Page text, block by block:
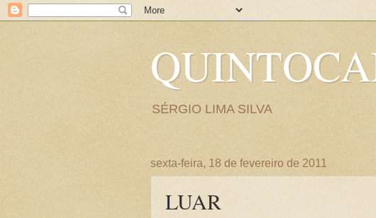
SÉRGIO LIMA SILVA
sexta-feira, 18 de fevereiro de 2011
LUAR